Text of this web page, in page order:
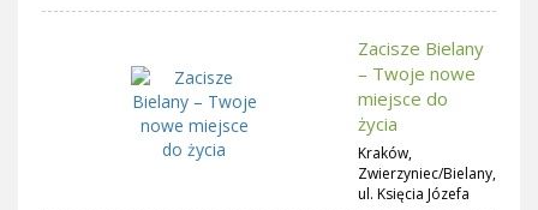
Zacisze Bielany
– Twoje nowe
miejsce do
życia
Kraków,
Zwierzyniec/Bielany,
ul. Księcia Józefa